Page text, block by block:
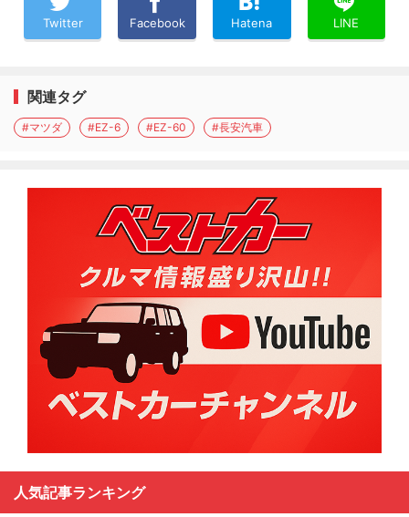
Twitter Facebook Hatena LINE
関連タグ
#マツダ #EZ-6 #EZ-60 #長安汽車
人気記事ランキング